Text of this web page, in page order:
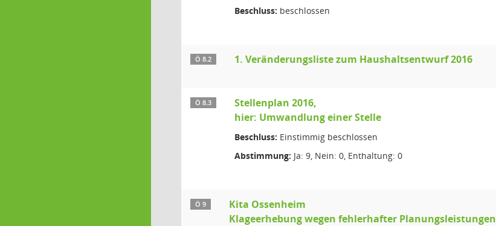
Beschluss: beschlossen
Ö 8.2 1. Veränderungsliste zum Haushaltsentwurf 2016
Ö 8.3
Stellenplan 2016,
hier: Umwandlung einer Stelle
Beschluss: Einstimmig beschlossen
Abstimmung: Ja: 9, Nein: 0, Enthaltung: 0
Ö 9
Kita Ossenheim
Klageerhebung wegen fehlerhafter Planungsleistungen